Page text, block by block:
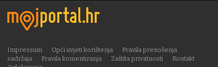
Impressum Opći uvjeti korištenja
Pravila prenošenja
sadržaja
Pravila komentiranja Zaštita privatnosti
Kontakt